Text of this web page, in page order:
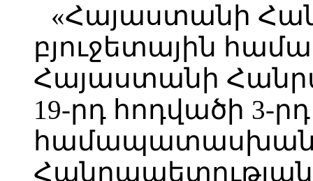
«Հայաստանի
բյուջետային
Հայաստանի
19-րդ հոդվածի 3-
Հանրապետության